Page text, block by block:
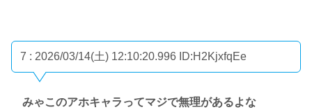
7 : 2026/03/14(土) 12:10:20.996 ID:H2KjxfqEe
みゃこのアホキャラってマジで無理があるよな